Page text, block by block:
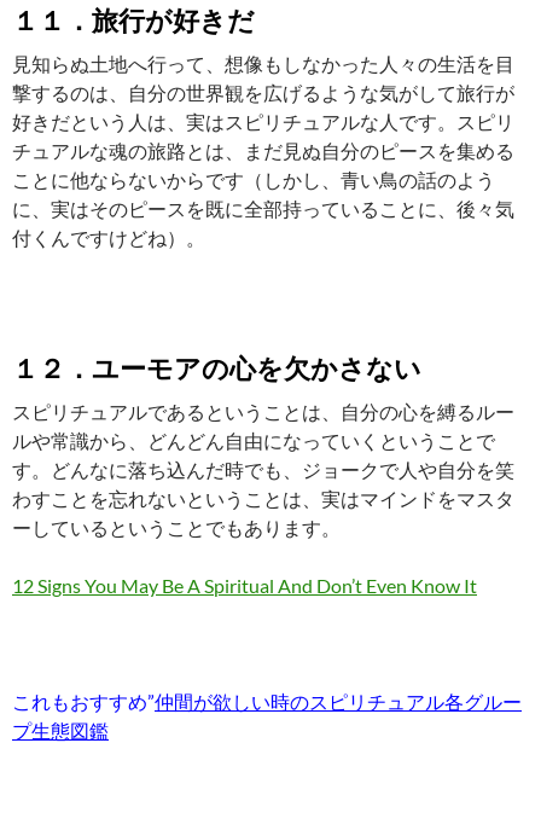
１１．旅行が好きだ
見知らぬ土地へ行って、想像もしなかった人々の生活を目
撃するのは、自分の世界観を広げるような気がして旅行が
好きだという人は、実はスピリチュアルな人です。スピリ
チュアルな魂の旅路とは、まだ見ぬ自分のピースを集める
ことに他ならないからです（しかし、青い鳥の話のよう
に、実はそのピースを既に全部持っていることに、後々気
付くんですけどね）。
１２．ユーモアの心を欠かさない
スピリチュアルであるということは、自分の心を縛るルー
ルや常識から、どんどん自由になっていくということで
す。どんなに落ち込んだ時でも、ジョークで人や自分を笑
わすことを忘れないということは、実はマインドをマスタ
ーしているということでもあります。
12 Signs You May Be A Spiritual And Don’t Even Know It
これもおすすめ”仲間が欲しい時のスピリチュアル各グルー
プ生態図鑑